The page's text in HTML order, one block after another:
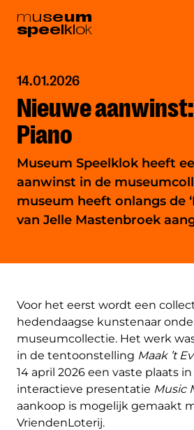
museum
speelklok
14.01.2026
Nieuwe
Piano
Museum Speelklok heeft
aanwinst in de
museum heeft onlangs de
van Jelle Mastenbroek
Voor het eerst wordt een
hedendaagse kunstenaar
museumcollectie. Het werk
in de tentoonstelling Maak ’t
14 april 2026 een vaste plaats
interactieve presentatie Music
aankoop is mogelijk gemaakt
VriendenLoterij.